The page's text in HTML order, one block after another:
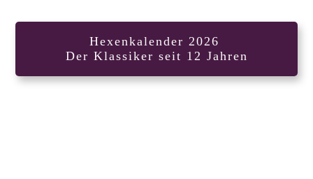
Hexenkalender 2026
Der Klassiker seit 12 Jahren